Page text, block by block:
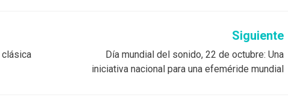
clásica
Siguiente
Día mundial del sonido, 22 de octubre: Una
iniciativa nacional para una efeméride mundial